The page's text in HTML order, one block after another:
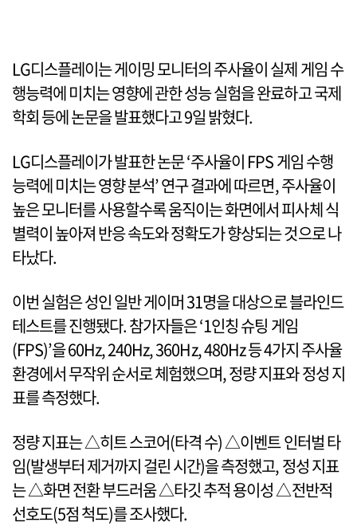
LG디스플레이는 게이밍 모니터의 주사율이 실제 게임 수
행능력에 미치는 영향에 관한 성능 실험을 완료하고 국제
학회 등에 논문을 발표했다고 9일 밝혔다.
LG디스플레이가 발표한 논문 ‘주사율이 FPS 게임 수행
능력에 미치는 영향 분석’ 연구 결과에 따르면, 주사율이
높은 모니터를 사용할수록 움직이는 화면에서 피사체 식
별력이 높아져 반응 속도와 정확도가 향상되는 것으로 나
타났다.
이번 실험은 성인 일반 게이머 31명을 대상으로 블라인드
테스트를 진행됐다. 참가자들은 ‘1인칭 슈팅 게임
(FPS)’을 60Hz, 240Hz, 360Hz, 480Hz 등 4가지 주사율
환경에서 무작위 순서로 체험했으며, 정량 지표와 정성 지
표를 측정했다.
정량 지표는 △히트 스코어(타격 수) △이벤트 인터벌 타
임(발생부터 제거까지 걸린 시간)을 측정했고, 정성 지표
는 △화면 전환 부드러움 △타깃 추적 용이성 △전반적
선호도(5점 척도)를 조사했다.